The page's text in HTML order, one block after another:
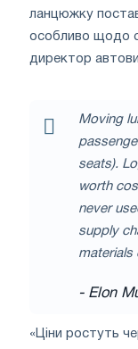
ланцюжку
особливо щодо
директор
Moving
seats).
worth
never
supply
materials
- Elon
«Ціни ростуть